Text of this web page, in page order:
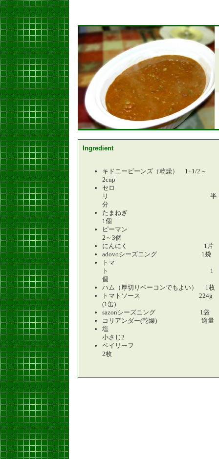
Ingredient
キドニービーンズ（乾燥） 1+1/2～
2cup
セロ
リ 半
分
たまねぎ
1個
ピーマン
2～3個
にんにく 1片
adovoシーズニング 1袋
トマ
ト 1
個
ハム（厚切りベーコンでもよい） 1枚
トマトソース 224g
(1缶)
sazonシーズニング 1袋
コリアンダー(乾燥) 適量
塩
小さじ2
ベイリーフ
2枚